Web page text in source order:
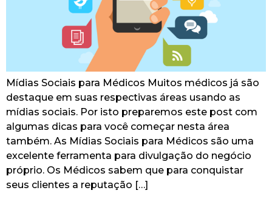
Mídias Sociais para Médicos Muitos médicos já são
destaque em suas respectivas áreas usando as
mídias sociais. Por isto preparemos este post com
algumas dicas para você começar nesta área
também. As Mídias Sociais para Médicos são uma
excelente ferramenta para divulgação do negócio
próprio. Os Médicos sabem que para conquistar
seus clientes a reputação […]